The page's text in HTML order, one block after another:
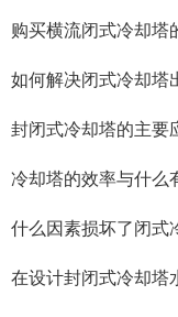
购买横流闭式冷却塔
如何解决闭式冷却塔
封闭式冷却塔的主要
冷却塔的效率与什么
什么因素损坏了闭式
在设计封闭式冷却塔